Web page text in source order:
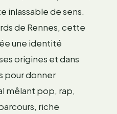
inlassable de sens.
de Rennes, cette
une identité
origines et dans
pour donner
mêlant pop, rap,
riche